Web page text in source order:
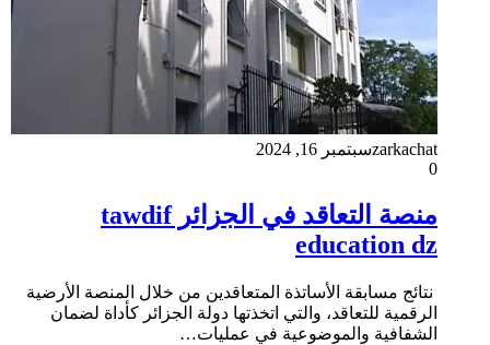
zarkachatسبتمبر 16, 2024
0
منصة التعاقد في الجزائر tawdif
education dz
نتائج مسابقة الأساتذة المتعاقدين من خلال المنصة الأرضية
الرقمية للتعاقد، والتي اتخذتها دولة الجزائر كأداة لضمان
الشفافية والموضوعية في عمليات…